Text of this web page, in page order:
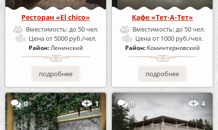
Ресторан «El chico»
Вместимость:до 50 чел.
Ценаот 5000 руб./чел.
Район:Ленинский
подробнее
Кафе «Тет-А-Тет»
Вместимость:до 50 чел.
Ценаот 1000 руб./чел.
Район: Коминтерновский
подробнее
0 1 0 4